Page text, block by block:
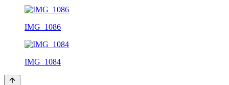
IMG_1086
IMG_1084